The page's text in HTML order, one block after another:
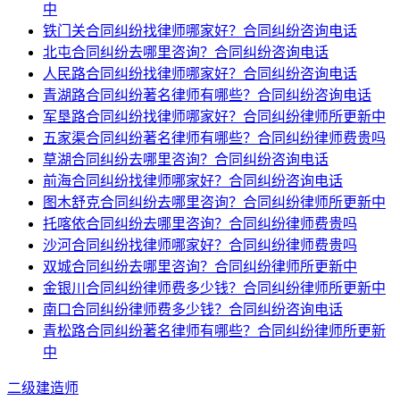
中
铁门关合同纠纷找律师哪家好？合同纠纷咨询电话
北屯合同纠纷去哪里咨询？合同纠纷咨询电话
人民路合同纠纷找律师哪家好？合同纠纷咨询电话
青湖路合同纠纷著名律师有哪些？合同纠纷咨询电话
军垦路合同纠纷找律师哪家好？合同纠纷律师所更新中
五家渠合同纠纷著名律师有哪些？合同纠纷律师费贵吗
草湖合同纠纷去哪里咨询？合同纠纷咨询电话
前海合同纠纷找律师哪家好？合同纠纷咨询电话
图木舒克合同纠纷去哪里咨询？合同纠纷律师所更新中
托喀依合同纠纷去哪里咨询？合同纠纷律师费贵吗
沙河合同纠纷找律师哪家好？合同纠纷律师费贵吗
双城合同纠纷去哪里咨询？合同纠纷律师所更新中
金银川合同纠纷律师费多少钱？合同纠纷律师所更新中
南口合同纠纷律师费多少钱？合同纠纷咨询电话
青松路合同纠纷著名律师有哪些？合同纠纷律师所更新
中
二级建造师